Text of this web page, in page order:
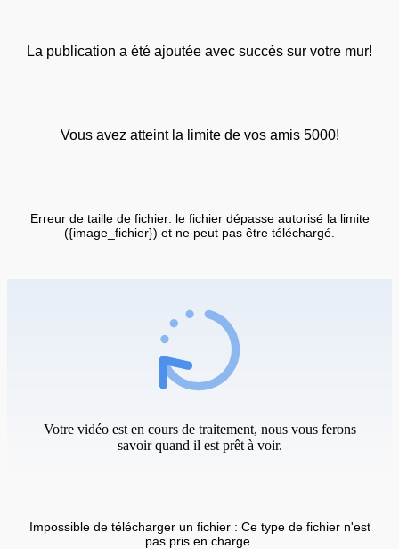
La publication a été ajoutée avec succès sur votre mur!
Vous avez atteint la limite de vos amis 5000!
Erreur de taille de fichier: le fichier dépasse autorisé la limite
({image_fichier}) et ne peut pas être téléchargé.
Votre vidéo est en cours de traitement, nous vous ferons
savoir quand il est prêt à voir.
Impossible de télécharger un fichier : Ce type de fichier n'est
pas pris en charge.